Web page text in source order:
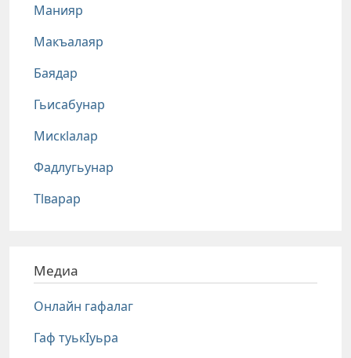
Манияр
Макъалаяр
Баядар
Гьисабунар
Мискlалар
Фадлугьунар
Тlварар
Медиа
Онлайн гафалаг
Гаф туькIуьра